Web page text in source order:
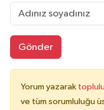
Gönder
Yorum yazarak
ve tüm sorumluluğu